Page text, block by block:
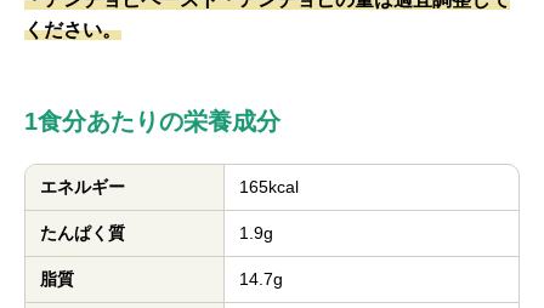
ください。
1食分あたりの栄養成分
エネルギー 165kcal
たんぱく質 1.9g
脂質 14.7g